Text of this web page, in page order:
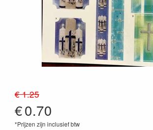
€ 1.25
€0.70
*Prijzen zijn inclusief btw